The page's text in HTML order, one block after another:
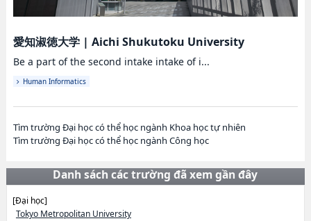
愛知淑徳大学| Aichi Shukutoku University
Be a part of the second intake intake of i...
Human Informatics
Tìm trường Đại học có thể học ngành Khoa học tự nhiên
Tìm trường Đại học có thể học ngành Công học
Danh sách các trường đã xem gần đây
[Đại học]
Tokyo Metropolitan University